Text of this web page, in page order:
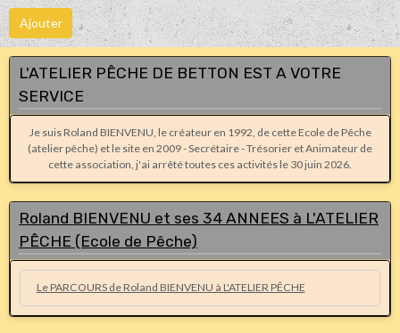
Ajouter
L'ATELIER PÊCHE DE BETTON EST A VOTRE
SERVICE
Je suis Roland BIENVENU, le créateur en 1992, de cette Ecole de Pêche
(atelier pêche) et le site en 2009 - Secrétaire - Trésorier et Animateur de
cette association, j'ai arrêté toutes ces activités le 30 juin 2026.
Roland BIENVENU et ses 34 ANNEES à L'ATELIER
PÊCHE (Ecole de Pêche)
Le PARCOURS de Roland BIENVENU à L'ATELIER PÊCHE